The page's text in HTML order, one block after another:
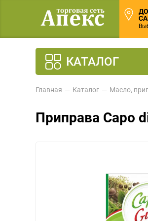
КАТАЛОГ
Главная Каталог Масло,
Приправа Capo